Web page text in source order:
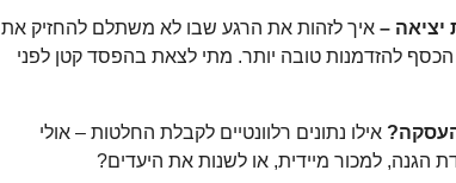
יציאה – איך לזהות את הרגע שבו לא משתלם להחזיק את
הכסף להזדמנות טובה יותר. מתי לצאת בהפסד קטן לפני
אילו נתונים רלוונטיים לקבלת החלטות – אולי
הגנה, למכור מיידית, או לשנות את היעדים?